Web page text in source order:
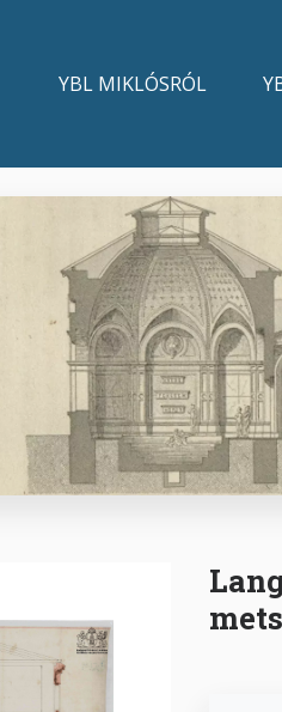
YBL MIKLÓSRÓL